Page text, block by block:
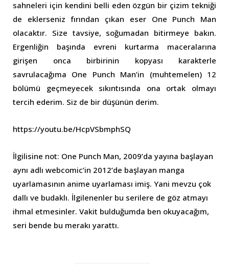
sahneleri için kendini belli eden özgün bir çizim tekniği
de eklerseniz fırından çıkan eser One Punch Man
olacaktır. Size tavsiye, soğumadan bitirmeye bakın.
Ergenliğin başında evreni kurtarma maceralarına
girişen onca birbirinin kopyası karakterle
savrulacağıma One Punch Man’in (muhtemelen) 12
bölümü geçmeyecek sıkıntısında ona ortak olmayı
tercih ederim. Siz de bir düşünün derim.
https://youtu.be/HcpVSbmphSQ
İlgilisine not: One Punch Man, 2009’da yayına başlayan
aynı adlı webcomic’in 2012’de başlayan manga
uyarlamasının anime uyarlaması imiş. Yani mevzu çok
dallı ve budaklı. İlgilenenler bu serilere de göz atmayı
ihmal etmesinler. Vakit bulduğumda ben okuyacağım,
seri bende bu merakı yarattı.